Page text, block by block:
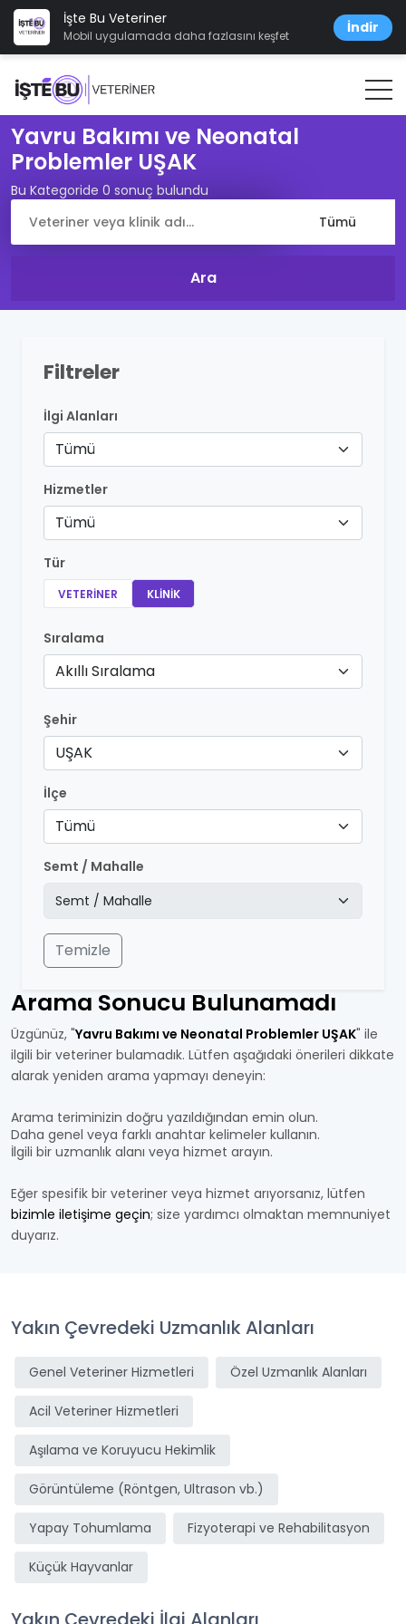
İşte Bu Veteriner
Mobil uygulamada daha fazlasını keşfet İndir
Yavru Bakımı ve Neonatal
Problemler UŞAK
Bu Kategoride 0 sonuç bulundu
Filtreler
İlgi Alanları
Tümü
Hizmetler
Tümü
Tür
VETERINER KLINIK
Sıralama
Akıllı Sıralama
Şehir
UŞAK
İlçe
Tümü
Semt / Mahalle
Temizle
Arama Sonucu Bulunamadı
Üzgünüz, "Yavru Bakımı ve Neonatal Problemler UŞAK" ile
ilgili bir veteriner bulamadık. Lütfen aşağıdaki önerileri dikkate
alarak yeniden arama yapmayı deneyin:
Arama teriminizin doğru yazıldığından emin olun.
Daha genel veya farklı anahtar kelimeler kullanın.
İlgili bir uzmanlık alanı veya hizmet arayın.
Eğer spesifik bir veteriner veya hizmet arıyorsanız, lütfen
bizimle iletişime geçin; size yardımcı olmaktan memnuniyet
duyarız.
Yakın Çevredeki Uzmanlık Alanları
Genel Veteriner Hizmetleri Özel Uzmanlık Alanları
Acil Veteriner Hizmetleri
Aşılama ve Koruyucu Hekimlik
Görüntüleme (Röntgen, Ultrason vb.)
Yapay Tohumlama Fizyoterapi ve Rehabilitasyon
Küçük Hayvanlar